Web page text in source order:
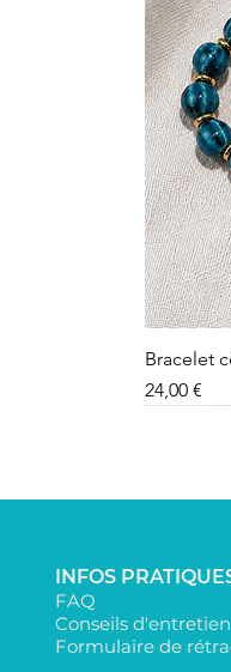
Bracelet
Precio
24,00 €
INFOS
FAQ
Conseils d'entretien
Formulaire de